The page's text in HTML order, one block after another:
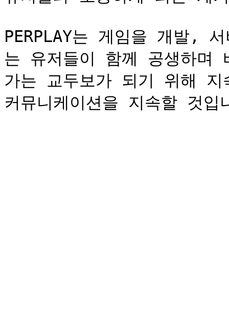
PERPLAY는 게임을 개발,
는 유저들이 함께 공생하며
가는 교두보가 되기 위해